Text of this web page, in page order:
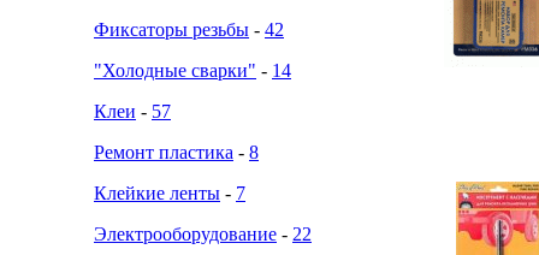
Фиксаторы резьбы - 42
"Холодные сварки" - 14
Клеи - 57
Ремонт пластика - 8
Клейкие ленты - 7
Электрооборудование - 22